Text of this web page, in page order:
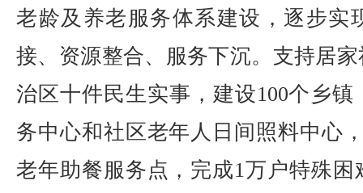
老龄及养老服务体系建设，逐步实
接、资源整合、服务下沉。支持居
治区十件民生实事，建设100个乡
务中心和社区老年人日间照料中心
老年助餐服务点，完成1万户特殊